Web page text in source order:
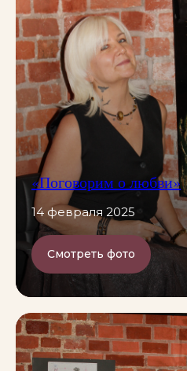
«Поговорим о любви»
14 февраля 2025
Смотреть фото